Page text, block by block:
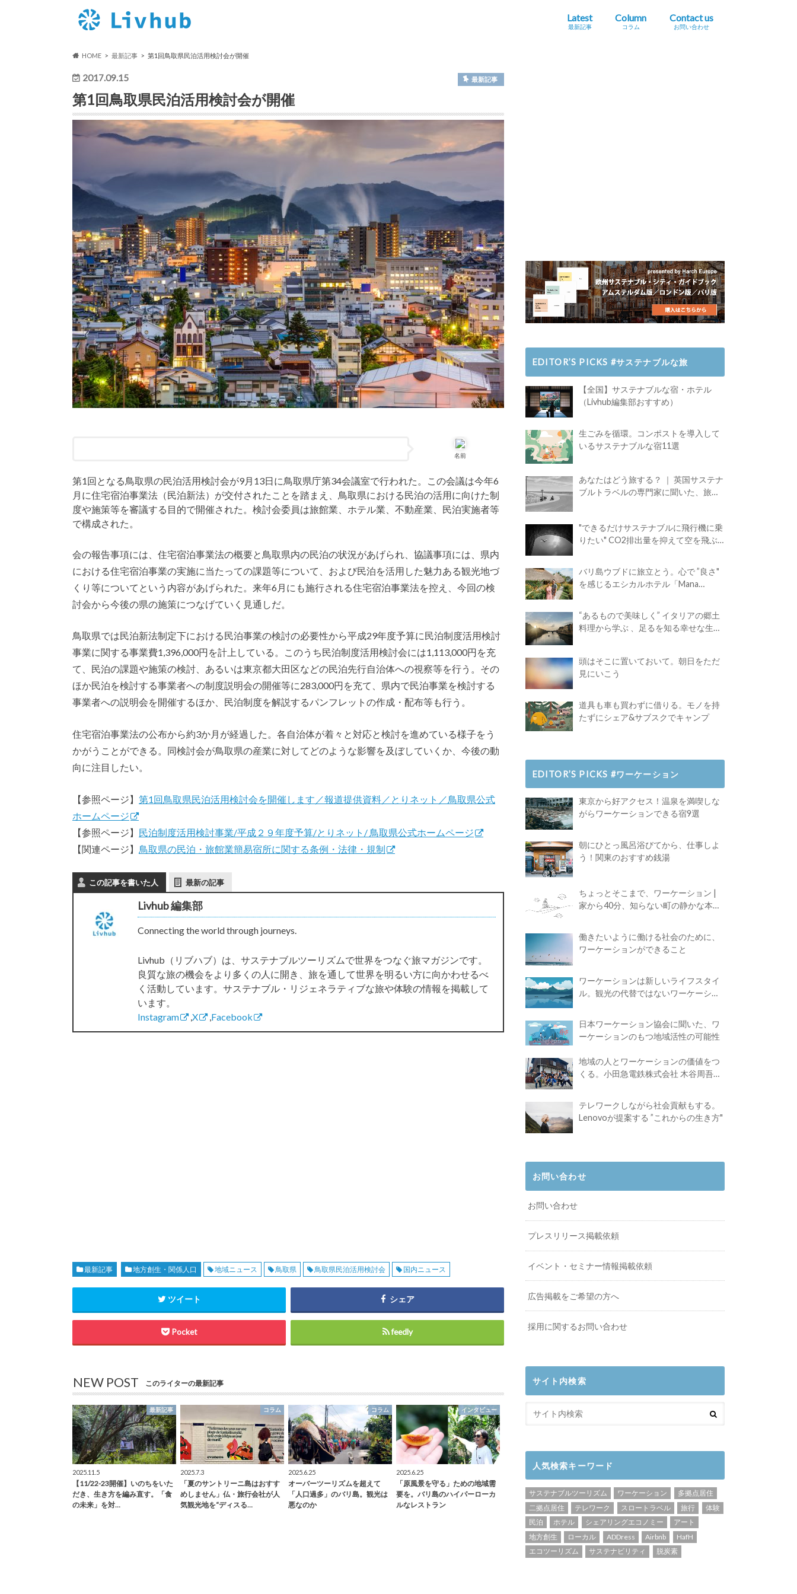
Latest
最新記事
Column
コラム
Contact us
お問い合わせ
HOME 最新記事 第1回鳥取県民泊活用検討会が開催
2017.09.15 最新記事
第1回鳥取県民泊活用検討会が開催
名前
第1回となる鳥取県の民泊活用検討会が9月13日に鳥取県庁第34会議室で行われた。この会議は今年6
月に住宅宿泊事業法（民泊新法）が交付されたことを踏まえ、鳥取県における民泊の活用に向けた制
度や施策等を審議する目的で開催された。検討会委員は旅館業、ホテル業、不動産業、民泊実施者等
で構成された。
会の報告事項には、住宅宿泊事業法の概要と鳥取県内の民泊の状況があげられ、協議事項には、県内
における住宅宿泊事業の実施に当たっての課題等について、および民泊を活用した魅力ある観光地づ
くり等についてという内容があげられた。来年6月にも施行される住宅宿泊事業法を控え、今回の検
討会から今後の県の施策につなげていく見通しだ。
鳥取県では民泊新法制定下における民泊事業の検討の必要性から平成29年度予算に民泊制度活用検討
事業に関する事業費1,396,000円を計上している。このうち民泊制度活用検討会には1,113,000円を充
て、民泊の課題や施策の検討、あるいは東京都大田区などの民泊先行自治体への視察等を行う。その
ほか民泊を検討する事業者への制度説明会の開催等に283,000円を充て、県内で民泊事業を検討する
事業者への説明会を開催するほか、民泊制度を解説するパンフレットの作成・配布等も行う。
住宅宿泊事業法の公布から約3か月が経過した。各自治体が着々と対応と検討を進めている様子をう
かがうことができる。同検討会が鳥取県の産業に対してどのような影響を及ぼしていくか、今後の動
向に注目したい。
【参照ページ】 第1回鳥取県民泊活用検討会を開催します／報道提供資料／とりネット／鳥取県公式
ホームページ
【参照ページ】 民泊制度活用検討事業/平成２９年度予算/とりネット/ 鳥取県公式ホームページ
【関連ページ】 鳥取県の民泊・旅館業簡易宿所に関する条例・法律・規制
この記事を書いた人 最新の記事
Livhub 編集部
Connecting the world through journeys.
Livhub（リブハブ）は、サステナブルツーリズムで世界をつなぐ旅マガジンです。
良質な旅の機会をより多くの人に開き、旅を通して世界を明るい方に向かわせるべ
く活動しています。サステナブル・リジェネラティブな旅や体験の情報を掲載して
います。
Instagram
X Facebook
最新記事 地方創生・関係人口 地域ニュース 鳥取県 鳥取県民泊活用検討会 国内ニュース
ツイート シェア
Pocket feedly
NEW POST このライターの最新記事
最新記事
2025.11.5
【11/22-23開催】いのちをいた
だき、生き方を編み直す。「食
の未来」を対…
コラム
2025.7.3
「夏のサントリーニ島はおすす
めしません」仏・旅行会社が人
気観光地を“ディスる…
コラム
2025.6.25
オーバーツーリズムを超えて
「人口過多」のバリ島。観光は
悪なのか
インタビュー
2025.6.25
「原風景を守る」ための地域需
要を。バリ島のハイパーローカ
ルなレストラン
EDITOR’S PICKS #サステナブルな旅
【全国】サステナブルな宿・ホテル
（Livhub編集部おすすめ）
生ごみを循環。コンポストを導入して
いるサステナブルな宿11選
あなたはどう旅する？ ｜ 英国サステナ
ブルトラベルの専門家に聞いた、旅の
"できるだけサステナブルに飛行機に乗
りたい" CO2排出量を抑えて空を飛ぶ
バリ島ウブドに旅立とう。心で ”良さ"
を感じるエシカルホテル「Mana
“あるもので美味しく” イタリアの郷土
料理から学ぶ 、足るを知る幸せな生き
頭はそこに置いておいて。朝日をただ
見にいこう
道具も車も買わずに借りる。モノを持
たずにシェア&サブスクでキャンプ
EDITOR’S PICKS #ワーケーション
東京から好アクセス！温泉を満喫しな
がらワーケーションできる宿9選
朝にひとっ風呂浴びてから、仕事しよ
う！関東のおすすめ銭湯
ちょっとそこまで、ワーケーション |
家から40分、知らない町の静かな本屋
働きたいように働ける社会のために、
ワーケーションができること
ワーケーションは新しいライフスタイ
ル。観光の代替ではないワーケーショ
日本ワーケーション協会に聞いた、ワ
ーケーションのもつ地域活性の可能性
地域の人とワーケーションの価値をつ
くる。小田急電鉄株式会社 木谷周吾さ
テレワークしながら社会貢献もする。
Lenovoが提案する ”これからの生き方"
お問い合わせ
お問い合わせ
プレスリリース掲載依頼
イベント・セミナー情報掲載依頼
広告掲載をご希望の方へ
採用に関するお問い合わせ
サイト内検索
人気検索キーワード
サステナブルツーリズム ワーケーション
多拠点居住
二拠点居住
テレワーク スロートラベル 旅行
体験
民泊
ホテル シェアリングエコノミー
アート
地方創生
ローカル ADDress Airbnb
HafH
エコツーリズム
サステナビリティ 脱炭素